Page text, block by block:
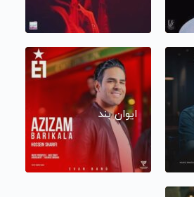
ایوان بند